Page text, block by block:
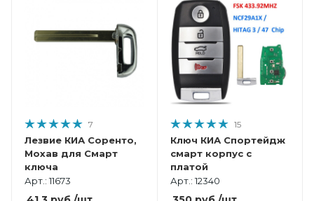
7
Лезвие КИА Соренто,
Мохав для Смарт
ключа
Арт.: 11673
15
Ключ КИА Спортейдж
смарт корпус с
платой
Арт.: 12340